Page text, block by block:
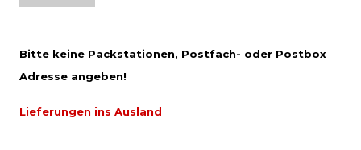
Bitte keine Packstationen, Postfach- oder Postbox
Adresse angeben!
Lieferungen ins Ausland